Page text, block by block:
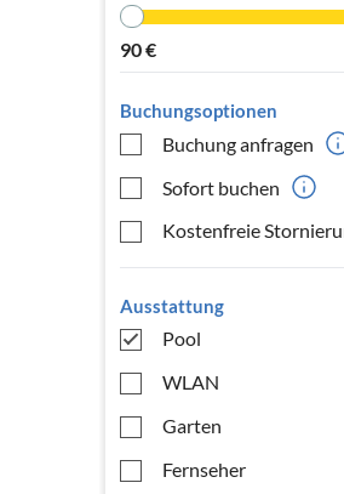
90€
Buchungsoptionen
Buchung anfragen
Sofort buchen
Kostenfreie
Ausstattung
Pool
WLAN
Garten
Fernseher